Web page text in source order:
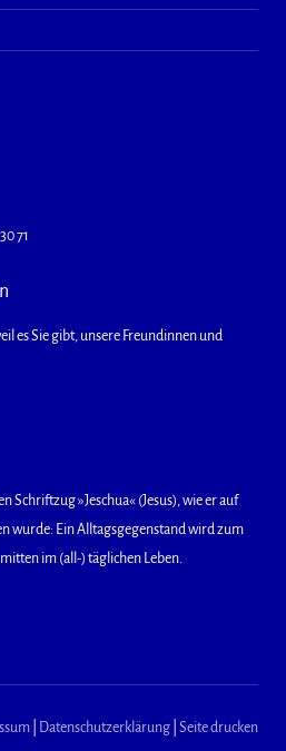
71
es Sie gibt, unsere Freundinnen und
Schriftzug »Jeschua« (Jesus), wie er auf
wurde: Ein Alltagsgegenstand wird zum
im (all-) täglichen Leben.
Datenschutzerklärung Seite drucken